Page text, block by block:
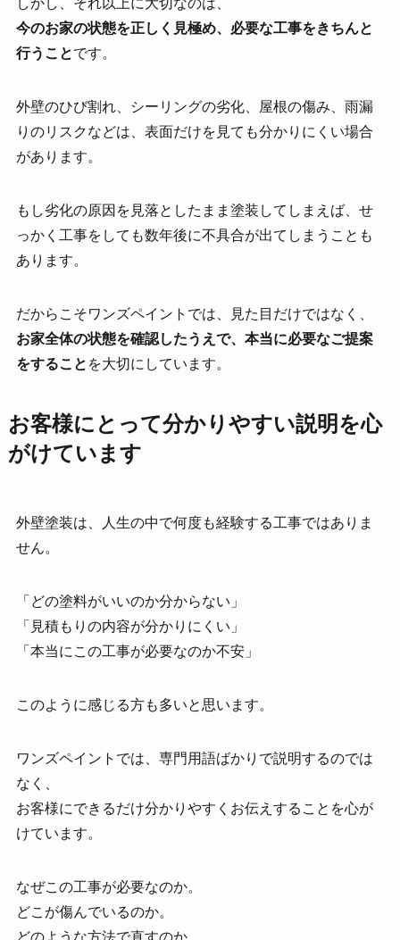
今のお家の状態を正しく見極め、必要な工事をきちんと
行うことです。
外壁のひび割れ、シーリングの劣化、屋根の傷み、雨漏
りのリスクなどは、表面だけを見ても分かりにくい場合
があります。
もし劣化の原因を見落としたまま塗装してしまえば、せ
っかく工事をしても数年後に不具合が出てしまうことも
あります。
だからこそワンズペイントでは、見た目だけではなく、
お家全体の状態を確認したうえで、本当に必要なご提案
をすること を大切にしています。
お客様にとって分かりやすい説明を心
がけています
外壁塗装は、人生の中で何度も経験する工事ではありま
せん。
「どの塗料がいいのか分からない」
「見積もりの内容が分かりにくい」
「本当にこの工事が必要なのか不安」
このように感じる方も多いと思います。
ワンズペイントでは、専門用語ばかりで説明するのでは
なく、
お客様にできるだけ分かりやすくお伝えすることを心が
けています。
なぜこの工事が必要なのか。
どこが傷んでいるのか。
どのような方法で直すのか。